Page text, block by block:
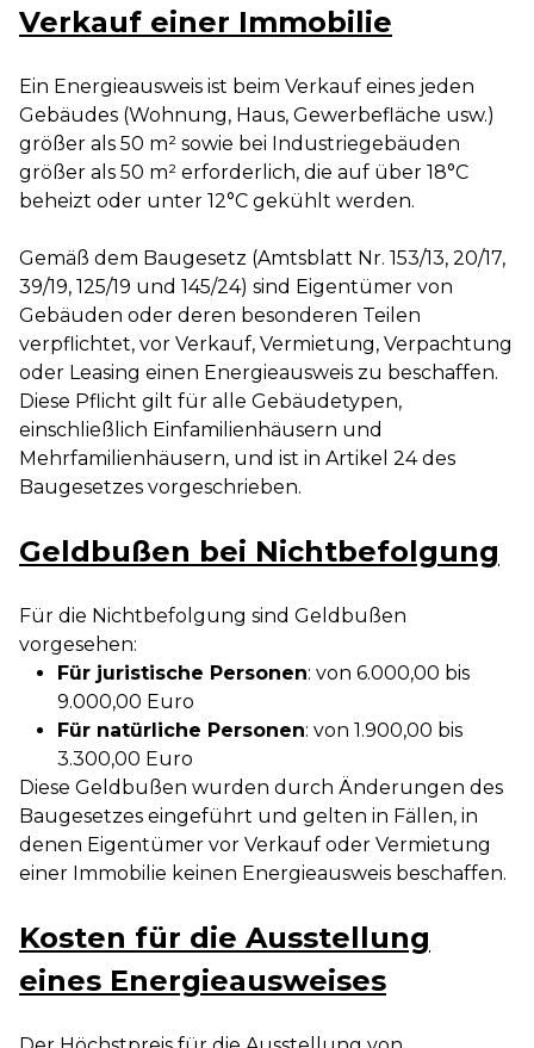
Verkauf einer Immobilie
Ein Energieausweis ist beim Verkauf eines jeden
Gebäudes (Wohnung, Haus, Gewerbefläche usw.)
größer als 50 m² sowie bei Industriegebäuden
größer als 50 m² erforderlich, die auf über 18°C
beheizt oder unter 12°C gekühlt werden.
Gemäß dem Baugesetz (Amtsblatt Nr. 153/13, 20/17,
39/19, 125/19 und 145/24) sind Eigentümer von
Gebäuden oder deren besonderen Teilen
verpflichtet, vor Verkauf, Vermietung, Verpachtung
oder Leasing einen Energieausweis zu beschaffen.
Diese Pflicht gilt für alle Gebäudetypen,
einschließlich Einfamilienhäusern und
Mehrfamilienhäusern, und ist in Artikel 24 des
Baugesetzes vorgeschrieben.
Geldbußen bei Nichtbefolgung
Für die Nichtbefolgung sind Geldbußen
vorgesehen:
Für juristische Personen: von 6.000,00 bis
9.000,00 Euro
Für natürliche Personen: von 1.900,00 bis
3.300,00 Euro
Diese Geldbußen wurden durch Änderungen des
Baugesetzes eingeführt und gelten in Fällen, in
denen Eigentümer vor Verkauf oder Vermietung
einer Immobilie keinen Energieausweis beschaffen.
Kosten für die Ausstellung
eines Energieausweises